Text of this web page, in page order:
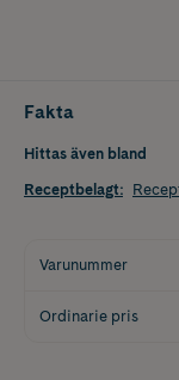
Fakta
Hittas även bland
Receptbelagt:
Varunummer
Ordinarie pris